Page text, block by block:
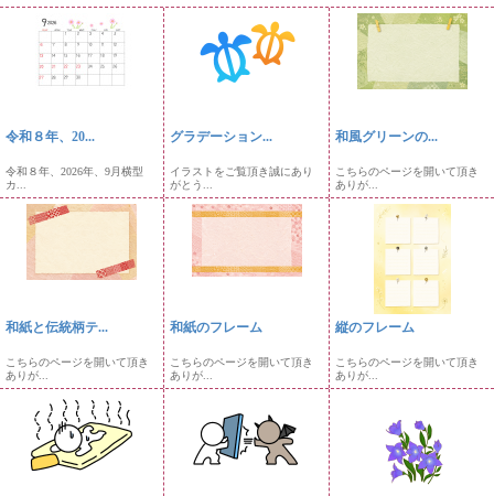
令和８年、20...
令和８年、2026年、9月横型
カ...
グラデーション...
イラストをご覧頂き誠にあり
がとう...
和風グリーンの...
こちらのページを開いて頂き
ありが...
和紙と伝統柄テ...
こちらのページを開いて頂き
ありが...
和紙のフレーム
こちらのページを開いて頂き
ありが...
縦のフレーム
こちらのページを開いて頂き
ありが...